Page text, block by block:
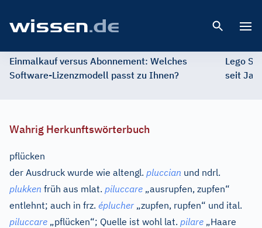
Einmalkauf versus Abonnement: Welches
Software-Lizenzmodell passt zu Ihnen?
Lego
seit
Wahrig Herkunftswörterbuch
pflücken
der Ausdruck wurde wie altengl. pluccian und ndrl.
plukken früh aus mlat. piluccare „ausrupfen, zupfen“
entlehnt; auch in frz. éplucher „zupfen, rupfen“ und ital.
piluccare „pflücken“; Quelle ist wohl lat. pilare „Haare